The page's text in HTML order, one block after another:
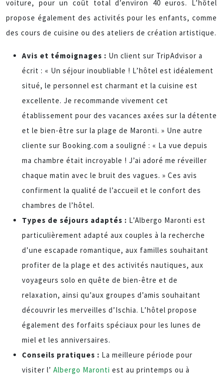
voiture, pour un coût total d’environ 40 euros. L’hôtel
propose également des activités pour les enfants, comme
des cours de cuisine ou des ateliers de création artistique.
Avis et témoignages : Un client sur TripAdvisor a
écrit : « Un séjour inoubliable ! L’hôtel est idéalement
situé, le personnel est charmant et la cuisine est
excellente. Je recommande vivement cet
établissement pour des vacances axées sur la détente
et le bien-être sur la plage de Maronti. » Une autre
cliente sur Booking.com a souligné : « La vue depuis
ma chambre était incroyable ! J’ai adoré me réveiller
chaque matin avec le bruit des vagues. » Ces avis
confirment la qualité de l’accueil et le confort des
chambres de l’hôtel.
Types de séjours adaptés : L’Albergo Maronti est
particulièrement adapté aux couples à la recherche
d’une escapade romantique, aux familles souhaitant
profiter de la plage et des activités nautiques, aux
voyageurs solo en quête de bien-être et de
relaxation, ainsi qu’aux groupes d’amis souhaitant
découvrir les merveilles d’Ischia. L’hôtel propose
également des forfaits spéciaux pour les lunes de
miel et les anniversaires.
Conseils pratiques : La meilleure période pour
visiter l’ Albergo Maronti est au printemps ou à